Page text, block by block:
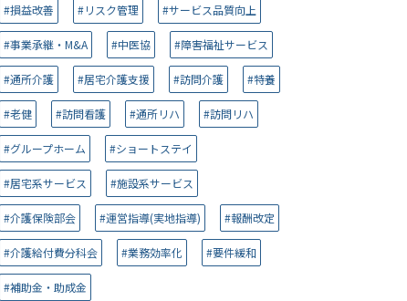
#損益改善 #リスク管理 #サービス品質向上
#事業承継・M&A #中医協 #障害福祉サービス
#通所介護 #居宅介護支援 #訪問介護 #特養
#老健 #訪問看護 #通所リハ #訪問リハ
#グループホーム #ショートステイ
#居宅系サービス #施設系サービス
#介護保険部会 #運営指導(実地指導) #報酬改定
#介護給付費分科会 #業務効率化 #要件緩和
#補助金・助成金